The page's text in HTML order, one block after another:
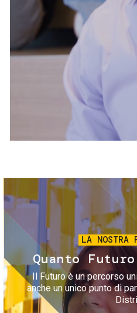
Servizi e
Contatti
FAQ
LA NOSTRA
Quanto
Il Futuro è un percorso
anche un unico punto di